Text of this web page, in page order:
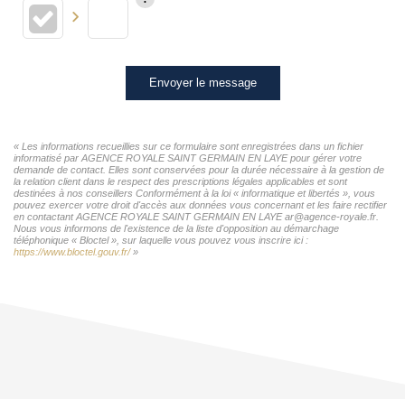
Envoyer le message
« Les informations recueillies sur ce formulaire sont enregistrées dans un fichier
informatisé par AGENCE ROYALE SAINT GERMAIN EN LAYE pour gérer votre
demande de contact. Elles sont conservées pour la durée nécessaire à la gestion de
la relation client dans le respect des prescriptions légales applicables et sont
destinées à nos conseillers Conformément à la loi « informatique et libertés », vous
pouvez exercer votre droit d'accès aux données vous concernant et les faire rectifier
en contactant AGENCE ROYALE SAINT GERMAIN EN LAYE ar@agence-royale.fr.
Nous vous informons de l'existence de la liste d'opposition au démarchage
téléphonique « Bloctel », sur laquelle vous pouvez vous inscrire ici :
https://www.bloctel.gouv.fr/»